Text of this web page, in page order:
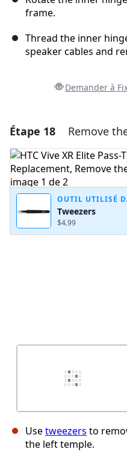
frame.
Thread the inner
speaker cables and
Demander à
Ajouter
Ajouter un
Étape 18 Remove
OUTIL UTILISÉ
Tweezers
$4.99
Usetweezers to
the left temple.